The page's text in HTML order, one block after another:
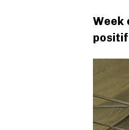
Week
positif